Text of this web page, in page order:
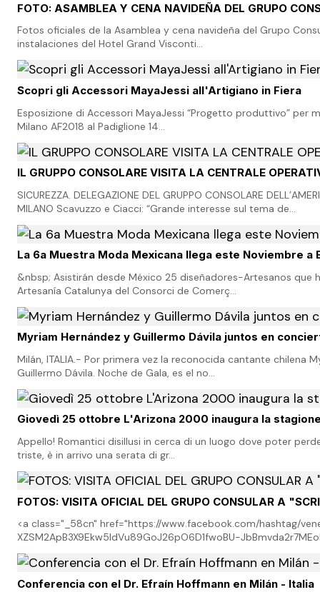
FOTO: ASAMBLEA Y CENA NAVIDEÑA DEL GRUPO
Fotos oficiales de la Asamblea y cena navideña del Grupo
instalaciones del Hotel Grand Visconti…
Scopri gli Accessori MayaJessi all'Artigiano in Fiera
Esposizione di Accessori MayaJessi “Progetto produttivo” per
Milano AF2018 al Padiglione 14…
IL GRUPPO CONSOLARE VISITA LA CENTRALE
SICUREZZA. DELEGAZIONE DEL GRUPPO CONSOLARE
MILANO Scavuzzo e Ciacci: “Grande interesse sul tema de…
La 6a Muestra Moda Mexicana llega este Noviembre a
&nbsp; Asistirán desde México 25 diseñadores-Artesanos
Artesanía Catalunya del Consorci de Comerç…
Myriam Hernández y Guillermo Dávila juntos en
Milán, ITALIA.- Por primera vez la reconocida cantante
Guillermo Dávila. Noche de Gala, es el no…
Giovedì 25 ottobre L'Arizona 2000 inaugura la
Appello! Romantici disillusi in cerca di un luogo dove poter
triste, è in arrivo una serata di gr…
FOTOS: VISITA OFICIAL DEL GRUPO CONSULAR A
<a class="_58cn" href="https://www.facebook.com/hashtag/
XZSM2ApB3X9Ekw5IdVu89GoJ26pO6D1fwoBU-
Conferencia con el Dr. Efraín Hoffmann en Milán - Italia